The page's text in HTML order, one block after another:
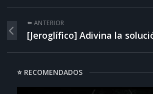
⬅️ ANTERIOR
[Jeroglífico] Adivina la
⭐ RECOMENDADOS